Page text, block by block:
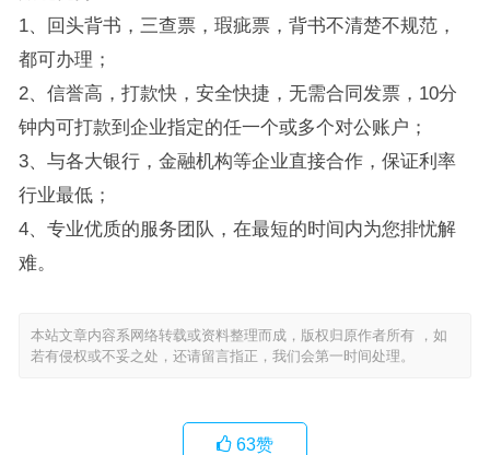
1、回头背书，三查票，瑕疵票，背书不清楚不规范，
都可办理；
2、信誉高，打款快，安全快捷，无需合同发票，10分
钟内可打款到企业指定的任一个或多个对公账户；
3、与各大银行，金融机构等企业直接合作，保证利率
行业最低；
4、专业优质的服务团队，在最短的时间内为您排忧解
难。
本站文章内容系网络转载或资料整理而成，版权归原作者所有 ，如
若有侵权或不妥之处，还请留言指正，我们会第一时间处理。
63赞